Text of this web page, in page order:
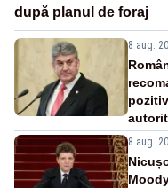
după planul de foraj
8 aug.
8 aug.